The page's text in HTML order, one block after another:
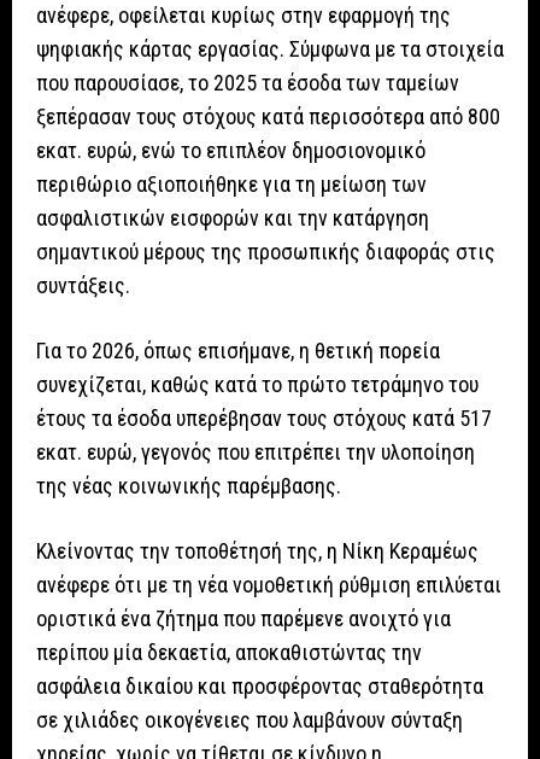
ανέφερε, οφείλεται κυρίως στην εφαρμογή της
ψηφιακής κάρτας εργασίας. Σύμφωνα με τα στοιχεία
που παρουσίασε, το 2025 τα έσοδα των ταμείων
ξεπέρασαν τους στόχους κατά περισσότερα από 800
εκατ. ευρώ, ενώ το επιπλέον δημοσιονομικό
περιθώριο αξιοποιήθηκε για τη μείωση των
ασφαλιστικών εισφορών και την κατάργηση
σημαντικού μέρους της προσωπικής διαφοράς στις
συντάξεις.
Για το 2026, όπως επισήμανε, η θετική πορεία
συνεχίζεται, καθώς κατά το πρώτο τετράμηνο του
έτους τα έσοδα υπερέβησαν τους στόχους κατά 517
εκατ. ευρώ, γεγονός που επιτρέπει την υλοποίηση
της νέας κοινωνικής παρέμβασης.
Κλείνοντας την τοποθέτησή της, η Νίκη Κεραμέως
ανέφερε ότι με τη νέα νομοθετική ρύθμιση επιλύεται
οριστικά ένα ζήτημα που παρέμενε ανοιχτό για
περίπου μία δεκαετία, αποκαθιστώντας την
ασφάλεια δικαίου και προσφέροντας σταθερότητα
σε χιλιάδες οικογένειες που λαμβάνουν σύνταξη
χηρείας, χωρίς να τίθεται σε κίνδυνο η